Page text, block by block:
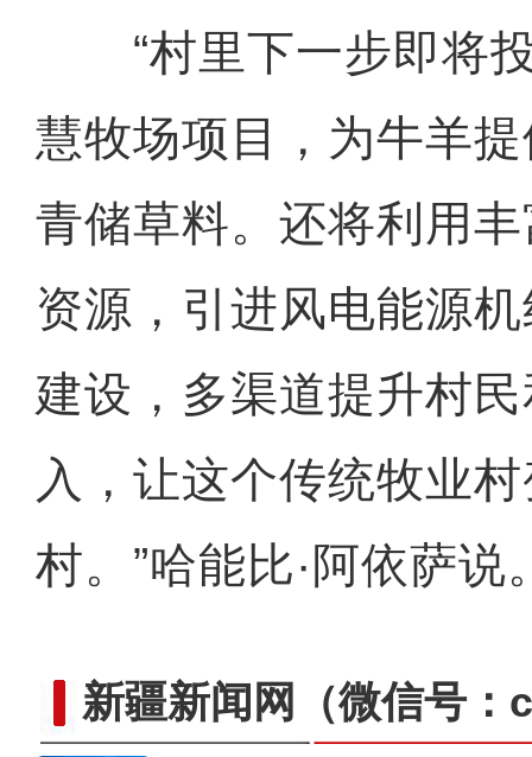
“村里下一步即将投
慧牧场项目，为牛羊
青储草料。还将利用
资源，引进风电能源
建设，多渠道提升村
入，让这个传统牧业
村。”哈能比·阿依萨说
新疆新闻网 （微信号